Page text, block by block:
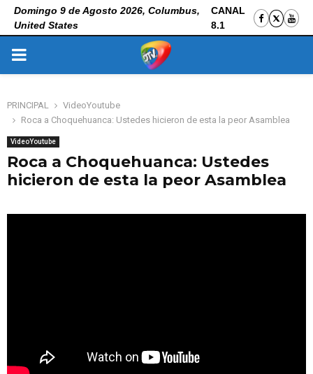
Domingo 9 de Agosto 2026, Columbus,
United States
CANAL
8.1
PRIMARY
PRINCIPAL
VideoYoutube
Roca a Choquehuanca: Ustedes hicieron de esta la peor Asamblea
VideoYoutube
Roca a Choquehuanca: Ustedes
hicieron de esta la peor Asamblea